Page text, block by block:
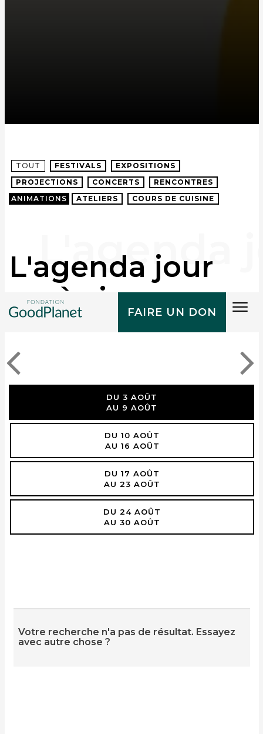
FAIRE UN DON
TOUT FESTIVALS
EXPOSITIONS
PROJECTIONS
CONCERTS
RENCONTRES
ANIMATIONS
ATELIERS COURS DE CUISINE
L'agenda jour
après jour
DU 3 AOÛT
AU 9 AOÛT
DU 10 AOÛT
AU 16 AOÛT
DU 17 AOÛT
AU 23 AOÛT
DU 24 AOÛT
AU 30 AOÛT
Votre recherche n'a pas de résultat. Essayez
avec autre chose ?